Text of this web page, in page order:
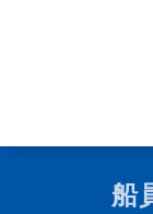
船